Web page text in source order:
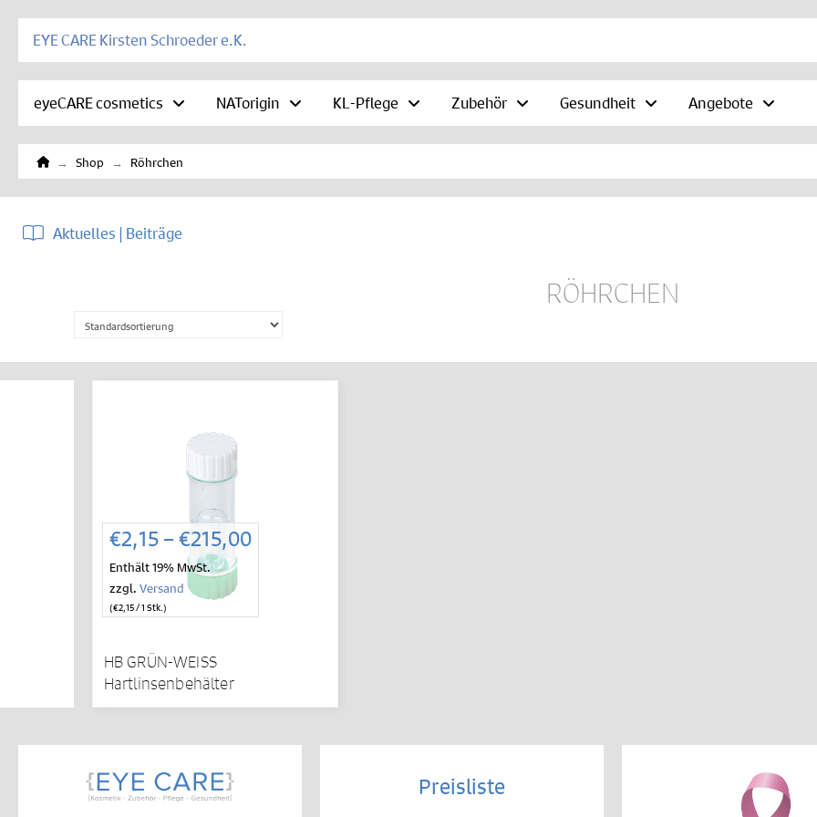
EYE CARE Kirsten Schroeder e.K.
eyeCARE cosmetics NATorigin KL-Pflege Zubehör Gesundheit Angebote
Home
→ Shop → Röhrchen
Aktuelles | Beiträge
RÖHRCHEN
€2,15 – €215,00Preisspanne:
Enthält 19% MwSt.
zzgl. Versand
(€2,15/ 1 Stk.)
HB GRÜN-WEISS
Hartlinsenbehälter
Preisliste